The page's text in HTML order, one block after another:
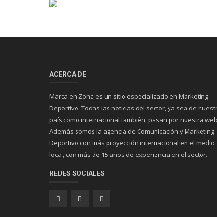
ACERCA DE
Marca en Zona es un sitio especializado en Marketing
Deportivo. Todas las noticias del sector, ya sea de
país como internacional también, pasan por nuestra
Además somos la agencia de Comunicación y Marketing
Deportivo con más proyección internacional en el medio
local, con más de 15 años de experiencia en el sector.
REDES SOCIALES